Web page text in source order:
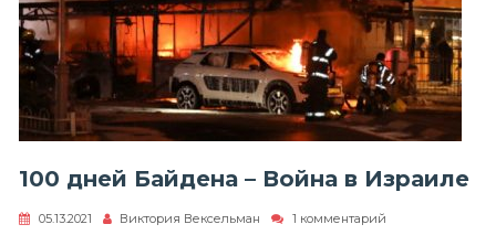
100 дней Байдена – Война в Израиле
05.13.2021 Виктория Вексельман 1 комментарий